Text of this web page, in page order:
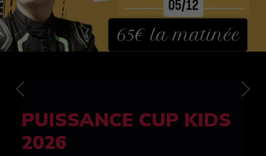
FELINE CUP 100%
féminine
Previous Next